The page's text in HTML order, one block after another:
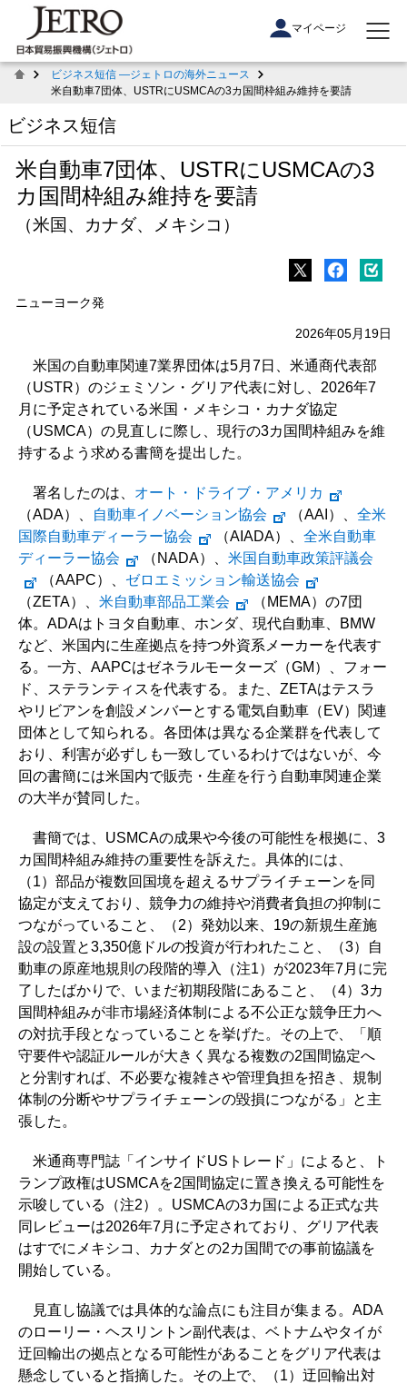
マイページ
ビジネス短信 ―ジェトロの海外ニュース
米自動車7団体、USTRにUSMCAの3カ国間枠組み維持を要請
ビジネス短信
米自動車7団体、USTRにUSMCAの3
カ国間枠組み維持を要請
（米国、カナダ、メキシコ）
ニューヨーク発
2026年05月19日
米国の自動車関連7業界団体は5月7日、米通商代表部
（USTR）のジェミソン・グリア代表に対し、2026年7
月に予定されている米国・メキシコ・カナダ協定
（USMCA）の見直しに際し、現行の3カ国間枠組みを維
持するよう求める書簡を提出した。
署名したのは、 オート・ドライブ・アメリカ
（ADA）、
自動車イノベーション協会 （AAI）、 全米
国際自動車ディーラー協会
（AIADA）、 全米自動車
ディーラー協会
（NADA）、 米国自動車政策評議会
（AAPC）、 ゼロエミッション輸送協会
（ZETA）、 米自動車部品工業会
（MEMA）の7団
体。ADAはトヨタ自動車、ホンダ、現代自動車、BMW
など、米国内に生産拠点を持つ外資系メーカーを代表す
る。一方、AAPCはゼネラルモーターズ（GM）、フォー
ド、ステランティスを代表する。また、ZETAはテスラ
やリビアンを創設メンバーとする電気自動車（EV）関連
団体として知られる。各団体は異なる企業群を代表して
おり、利害が必ずしも一致しているわけではないが、今
回の書簡には米国内で販売・生産を行う自動車関連企業
の大半が賛同した。
書簡では、USMCAの成果や今後の可能性を根拠に、3
カ国間枠組み維持の重要性を訴えた。具体的には、
（1）部品が複数回国境を超えるサプライチェーンを同
協定が支えており、競争力の維持や消費者負担の抑制に
つながっていること、（2）発効以来、19の新規生産施
設の設置と3,350億ドルの投資が行われたこと、（3）自
動車の原産地規則の段階的導入（注1）が2023年7月に完
了したばかりで、いまだ初期段階にあること、（4）3カ
国間枠組みが非市場経済体制による不公正な競争圧力へ
の対抗手段となっていることを挙げた。その上で、「順
守要件や認証ルールが大きく異なる複数の2国間協定へ
と分割すれば、不必要な複雑さや管理負担を招き、規制
体制の分断やサプライチェーンの毀損につながる」と主
張した。
米通商専門誌「インサイドUSトレード」によると、ト
ランプ政権はUSMCAを2国間協定に置き換える可能性を
示唆している（注2）。USMCAの3カ国による正式な共
同レビューは2026年7月に予定されており、グリア代表
はすでにメキシコ、カナダとの2カ国間での事前協議を
開始している。
見直し協議では具体的な論点にも注目が集まる。ADA
のローリー・ヘスリントン副代表は、ベトナムやタイが
迂回輸出の拠点となる可能性があることをグリア代表は
懸念していると指摘した。その上で、（1）迂回輸出対